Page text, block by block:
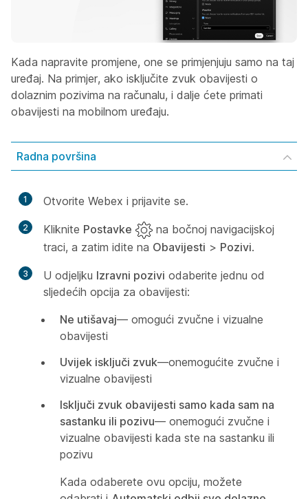
Kada napravite promjene, one se primjenjuju samo na taj
uređaj. Na primjer, ako isključite zvuk obavijesti o
dolaznim pozivima na računalu, i dalje ćete primati
obavijesti na mobilnom uređaju.
Radna površina
1 Otvorite Webex i prijavite se.
2 Kliknite Postavke
na bočnoj navigacijskoj
traci, a zatim idite na Obavijesti > Pozivi.
3 U odjeljku Izravni pozivi odaberite jednu od
sljedećih opcija za obavijesti:
Ne utišavaj— omogući zvučne i vizualne
obavijesti
Uvijek isključi zvuk—onemogućite zvučne i
vizualne obavijesti
Isključi zvuk obavijesti samo kada sam na
sastanku ili pozivu— onemogući zvučne i
vizualne obavijesti kada ste na sastanku ili
pozivu
Kada odaberete ovu opciju, možete